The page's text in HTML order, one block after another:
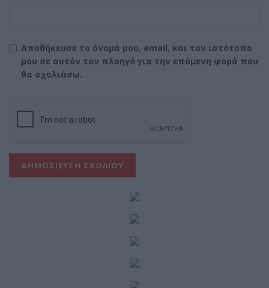
Αποθήκευσε το όνομά μου, email, και τον ιστότοπο
μου σε αυτόν τον πλοηγό για την επόμενη φορά που
θα σχολιάσω.